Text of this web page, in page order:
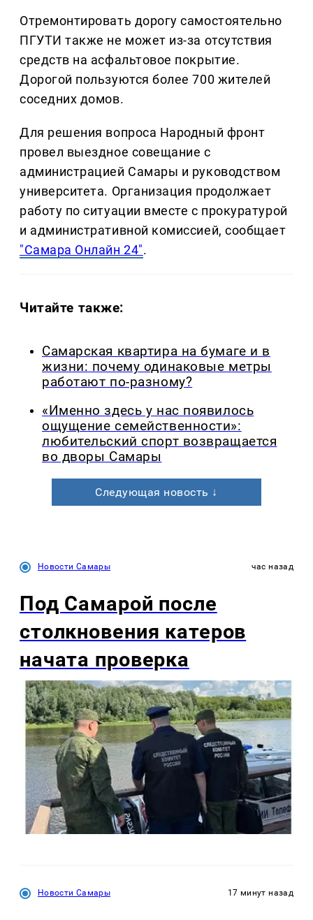
Отремонтировать дорогу самостоятельно
ПГУТИ также не может из-за отсутствия
средств на асфальтовое покрытие.
Дорогой пользуются более 700 жителей
соседних домов.
Для решения вопроса Народный фронт
провел выездное совещание с
администрацией Самары и руководством
университета. Организация продолжает
работу по ситуации вместе с прокуратурой
и административной комиссией, сообщает
"Самара Онлайн 24".
Читайте также:
Самарская квартира на бумаге и в
жизни: почему одинаковые метры
работают по-разному?
«Именно здесь у нас появилось
ощущение семейственности»:
любительский спорт возвращается
во дворы Самары
Следующая новость ↓
Новости Самары час назад
Под Самарой после
столкновения катеров
начата проверка
Новости Самары 17 минут назад